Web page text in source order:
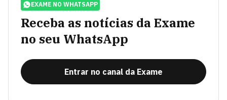
EXAME NO WHATSAPP
Receba as notícias da Exame
no seu WhatsApp
Entrar no canal da Exame